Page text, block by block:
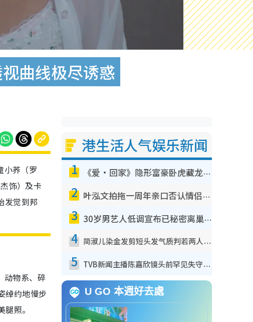
曲线极尽诱惑
小荞（罗
饰）及卡
发觉到邦
动物系、碎
绰约地慢步
照。
港生活人气娱乐新闻
1 《爱·回家》隐形富豪卧虎藏龙！盘点12位财气逼人的有钱艺人：这位美女3亿身家不愁做
2 叶泓文拍拖一周年亲口否认情侣关系？！被质疑感情造假竟称GM“普通同事”
3 30岁男艺人低调宣布已秘密离巢！人气急跌变失踪人口：“这几年过得并不容易”
4 简淑儿染金发剪短头发气质判若两人！吓坏老公麦大力都认不出：“你做什么？”
5 TVB新闻主播陈嘉欣镜头前罕见失守！遭林超英一句话突袭吓坏当场大笑
U GO 本週好去處